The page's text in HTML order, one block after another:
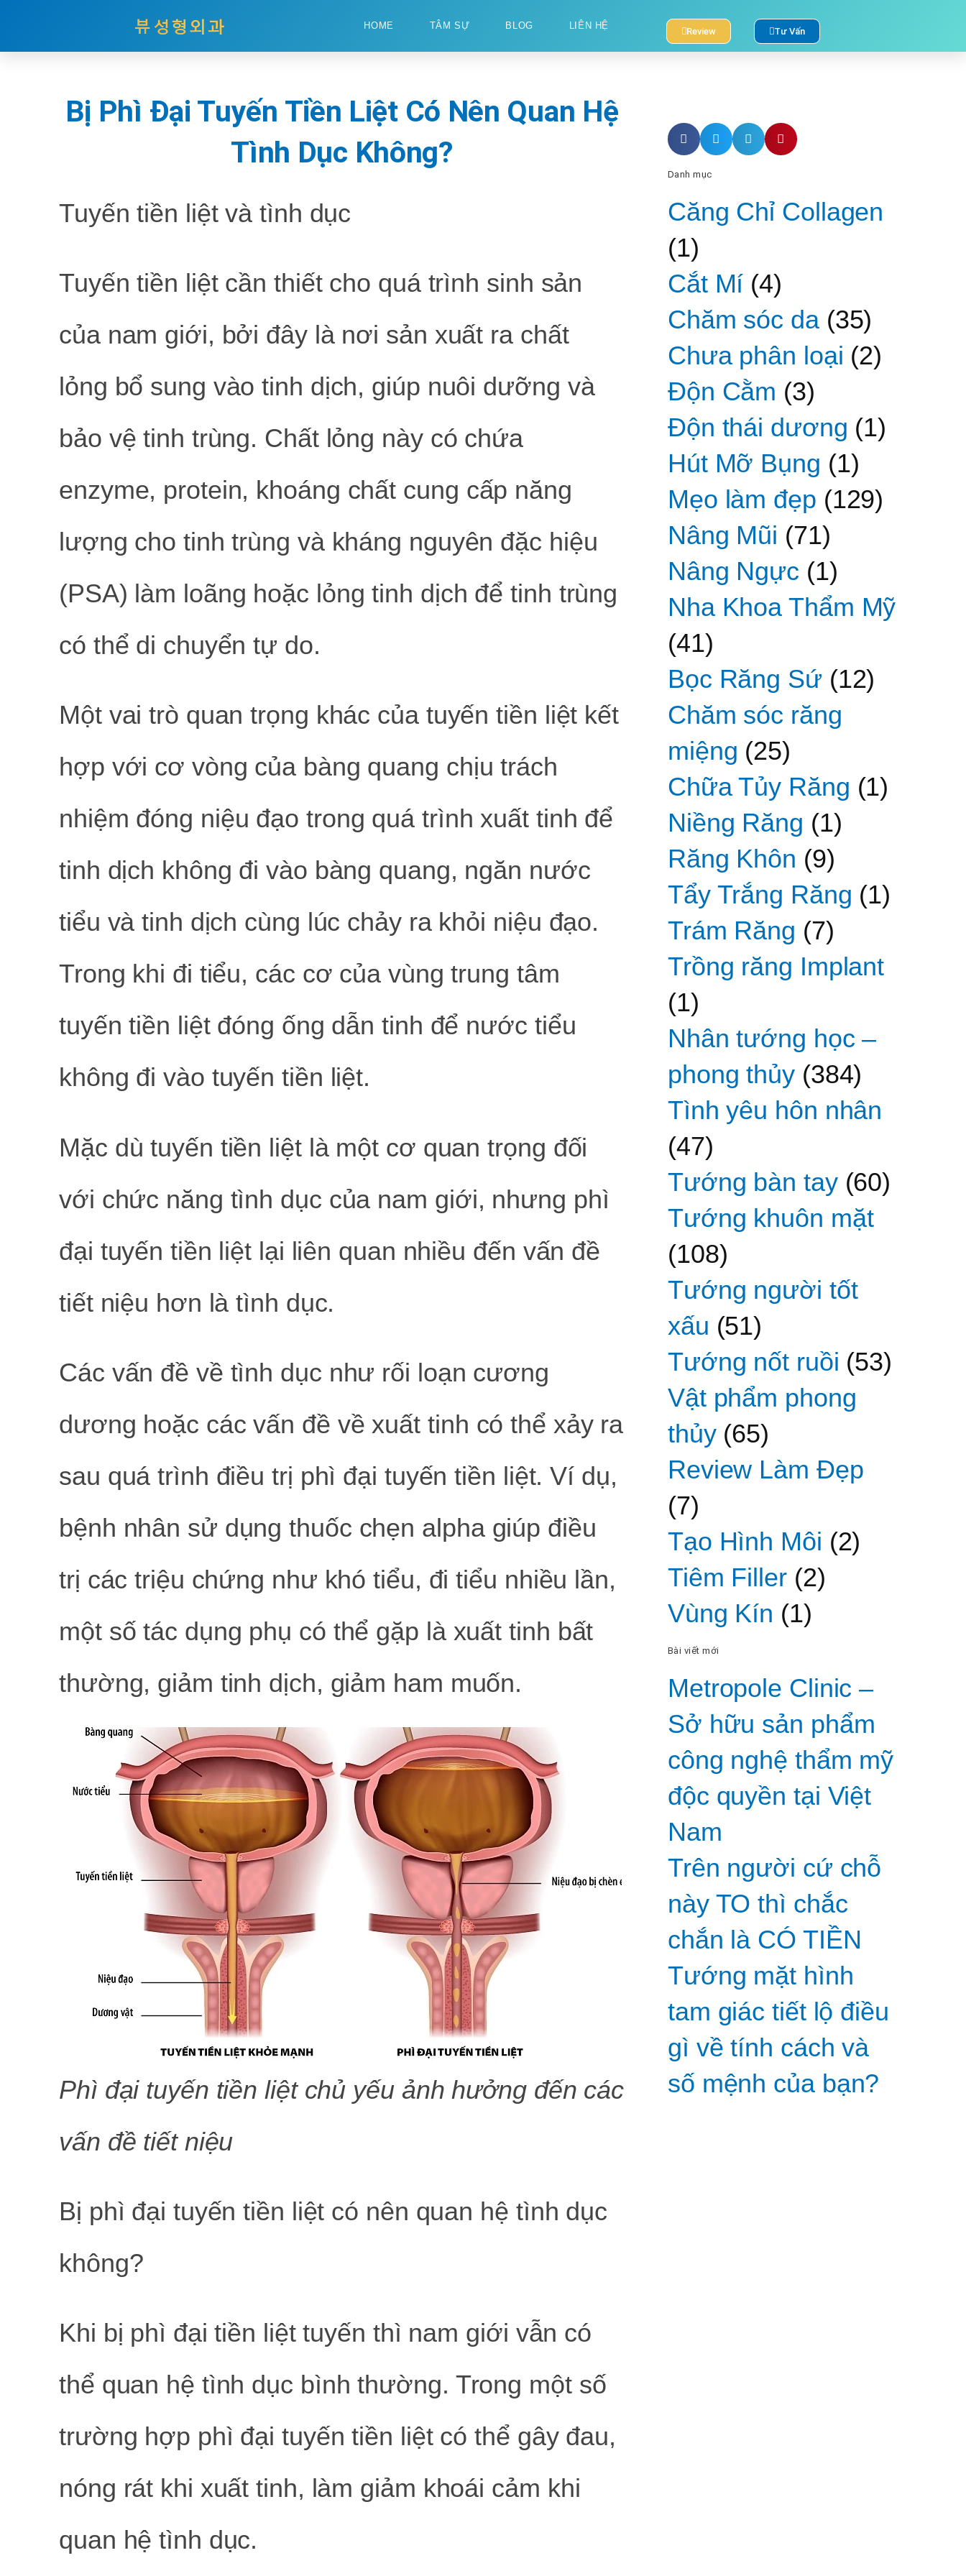
tới
HOME TÂM SỰ BLOG LIÊN HỆ
Review Tư Vấn
Bị Phì Đại Tuyến Tiền Liệt Có Nên Quan Hệ
Tình Dục Không?
Tuyến tiền liệt và tình dục
Tuyến tiền liệt cần thiết cho quá trình sinh sản
của nam giới, bởi đây là nơi sản xuất ra chất
lỏng bổ sung vào tinh dịch, giúp nuôi dưỡng và
bảo vệ tinh trùng. Chất lỏng này có chứa
enzyme, protein, khoáng chất cung cấp năng
lượng cho tinh trùng và kháng nguyên đặc hiệu
(PSA) làm loãng hoặc lỏng tinh dịch để tinh trùng
có thể di chuyển tự do.
Một vai trò quan trọng khác của tuyến tiền liệt kết
hợp với cơ vòng của bàng quang chịu trách
nhiệm đóng niệu đạo trong quá trình xuất tinh để
tinh dịch không đi vào bàng quang, ngăn nước
tiểu và tinh dịch cùng lúc chảy ra khỏi niệu đạo.
Trong khi đi tiểu, các cơ của vùng trung tâm
tuyến tiền liệt đóng ống dẫn tinh để nước tiểu
không đi vào tuyến tiền liệt.
Mặc dù tuyến tiền liệt là một cơ quan trọng đối
với chức năng tình dục của nam giới, nhưng phì
đại tuyến tiền liệt lại liên quan nhiều đến vấn đề
tiết niệu hơn là tình dục.
Các vấn đề về tình dục như rối loạn cương
dương hoặc các vấn đề về xuất tinh có thể xảy ra
sau quá trình điều trị phì đại tuyến tiền liệt. Ví dụ,
bệnh nhân sử dụng thuốc chẹn alpha giúp điều
trị các triệu chứng như khó tiểu, đi tiểu nhiều lần,
một số tác dụng phụ có thể gặp là xuất tinh bất
thường, giảm tinh dịch, giảm ham muốn.
Phì đại tuyến tiền liệt chủ yếu ảnh hưởng đến các
vấn đề tiết niệu
Bị phì đại tuyến tiền liệt có nên quan hệ tình dục
không?
Khi bị phì đại tiền liệt tuyến thì nam giới vẫn có
thể quan hệ tình dục bình thường. Trong một số
trường hợp phì đại tuyến tiền liệt có thể gây đau,
nóng rát khi xuất tinh, làm giảm khoái cảm khi
quan hệ tình dục.
Danh mục
Căng Chỉ Collagen
(1)
Cắt Mí (4)
Chăm sóc da(35)
Chưa phân loại (2)
Độn Cằm (3)
Độn thái dương (1)
Hút Mỡ Bụng (1)
Mẹo làm đẹp (129)
Nâng Mũi (71)
Nâng Ngực (1)
Nha Khoa Thẩm Mỹ
(41)
Bọc Răng Sứ (12)
Chăm sóc răng
miệng (25)
Chữa Tủy Răng (1)
Niềng Răng (1)
Răng Khôn (9)
Tẩy Trắng Răng (1)
Trám Răng (7)
Trồng răng Implant
(1)
Nhân tướng học –
phong thủy(384)
Tình yêu hôn nhân
(47)
Tướng bàn tay(60)
Tướng khuôn mặt
(108)
Tướng người tốt
xấu (51)
Tướng nốt ruồi (53)
Vật phẩm phong
thủy(65)
Review Làm Đẹp
(7)
Tạo Hình Môi (2)
Tiêm Filler(2)
Vùng Kín (1)
Bài viết mới
Metropole Clinic –
Sở hữu sản phẩm
công nghệ thẩm mỹ
độc quyền tại Việt
Nam
Trên người cứ chỗ
này TO thì chắc
chắn là CÓ TIỀN
Tướng mặt hình
tam giác tiết lộ điều
gì về tính cách và
số mệnh của bạn?